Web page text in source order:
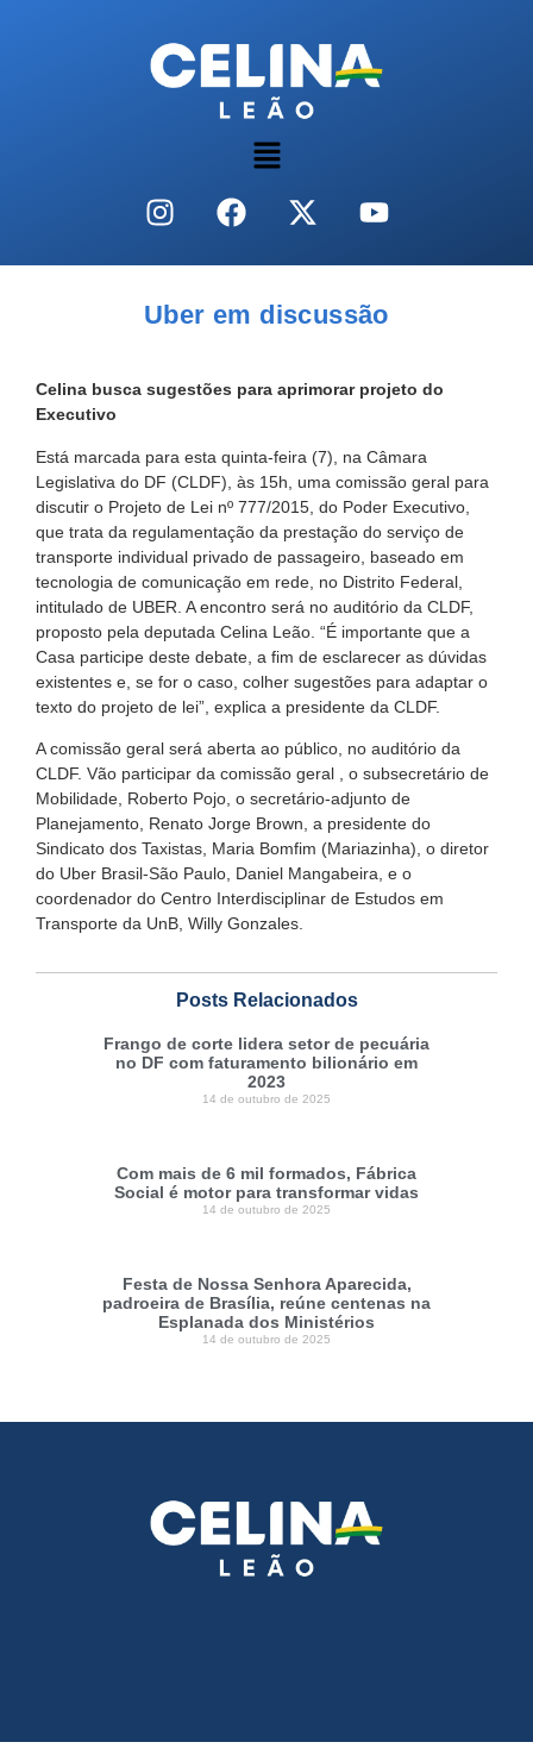
Uber em discussão
Celina busca sugestões para aprimorar projeto do
Executivo
Está marcada para esta quinta-feira (7), na Câmara
Legislativa do DF (CLDF), às 15h, uma comissão geral para
discutir o Projeto de Lei nº 777/2015, do Poder Executivo,
que trata da regulamentação da prestação do serviço de
transporte individual privado de passageiro, baseado em
tecnologia de comunicação em rede, no Distrito Federal,
intitulado de UBER. A encontro será no auditório da CLDF,
proposto pela deputada Celina Leão. “É importante que a
Casa participe deste debate, a fim de esclarecer as dúvidas
existentes e, se for o caso, colher sugestões para adaptar o
texto do projeto de lei”, explica a presidente da CLDF.
A comissão geral será aberta ao público, no auditório da
CLDF. Vão participar da comissão geral , o subsecretário de
Mobilidade, Roberto Pojo, o secretário-adjunto de
Planejamento, Renato Jorge Brown, a presidente do
Sindicato dos Taxistas, Maria Bomfim (Mariazinha), o diretor
do Uber Brasil-São Paulo, Daniel Mangabeira, e o
coordenador do Centro Interdisciplinar de Estudos em
Transporte da UnB, Willy Gonzales.
Posts Relacionados
Frango de corte lidera setor de pecuária
no DF com faturamento bilionário em
2023
14 de outubro de 2025
Com mais de 6 mil formados, Fábrica
Social é motor para transformar vidas
14 de outubro de 2025
Festa de Nossa Senhora Aparecida,
padroeira de Brasília, reúne centenas na
Esplanada dos Ministérios
14 de outubro de 2025